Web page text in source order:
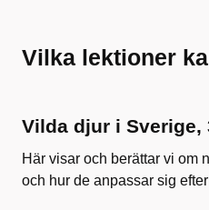
Vilka lektioner
Vilda djur i Sverige,
Här visar och berättar vi om
och hur de anpassar sig